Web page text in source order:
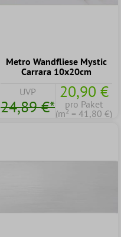
Metro Wandfliese Mystic
Carrara 10x20cm
UVP
24,89 €*
20,90 €
pro Paket
(m² = 41,80 €)